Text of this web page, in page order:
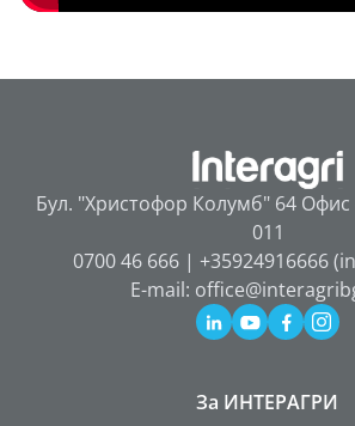
Бул. "Христофор Колумб" 64 Офис
011
0700 46 666 | +35924916666
E-mail:
За ИНТЕРАГРИ